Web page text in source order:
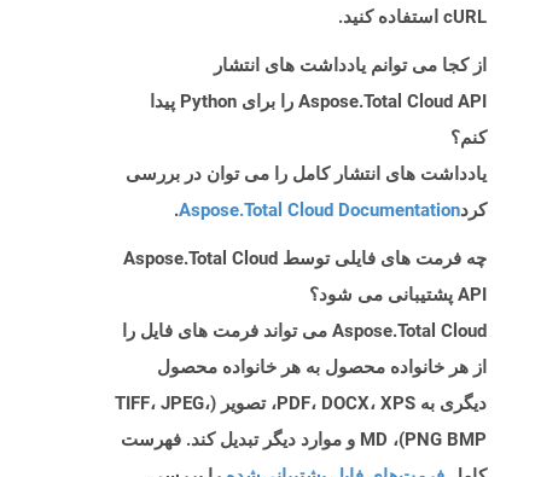
cURL استفاده کنید.
از کجا می توانم یادداشت های انتشار
Aspose.Total Cloud API را برای Python پیدا
کنم؟
یادداشت های انتشار کامل را می توان در بررسی
کردAspose.Total Cloud Documentation
.
چه فرمت های فایلی توسط Aspose.Total Cloud
API پشتیبانی می شود؟
Aspose.Total Cloud می تواند فرمت های فایل را
از هر خانواده محصول به هر خانواده محصول
دیگری به PDF، DOCX، XPS، تصویر (TIFF، JPEG،
PNG BMP)، MD و موارد دیگر تبدیل کند. فهرست